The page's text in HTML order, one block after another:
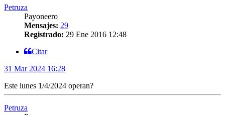
Petruza
Payoneero
Mensajes: 29
Registrado: 29 Ene 2016 12:48
Citar
31 Mar 2024 16:28
Este lunes 1/4/2024 operan?
Petruza